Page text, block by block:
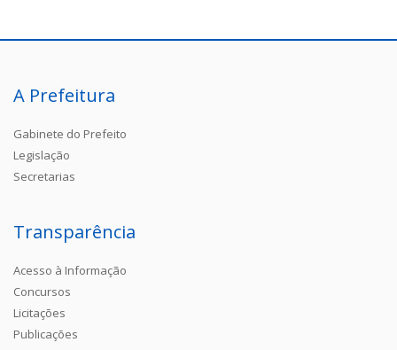
A Prefeitura
Gabinete do Prefeito
Legislação
Secretarias
Transparência
Acesso à Informação
Concursos
Licitações
Publicações